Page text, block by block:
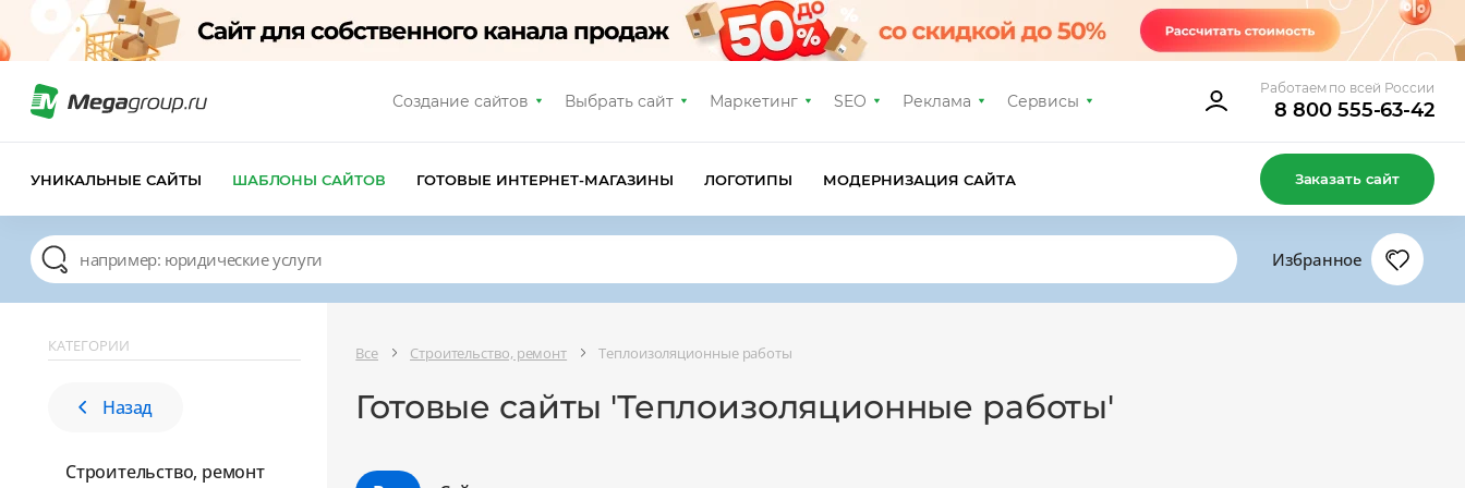
Создание сайтов Выбрать сайт Маркетинг SEO Реклама Сервисы
Работаем по всей России
8 800 555-63-42
УНИКАЛЬНЫЕ САЙТЫ ШАБЛОНЫ САЙТОВ ГОТОВЫЕ ИНТЕРНЕТ-МАГАЗИНЫ ЛОГОТИПЫ МОДЕРНИЗАЦИЯ САЙТА Заказать сайт
Избранное
КАТЕГОРИИ
Назад
Строительство, ремонт
Все Строительство, ремонт Теплоизоляционные работы
Готовые сайты 'Теплоизоляционные работы'